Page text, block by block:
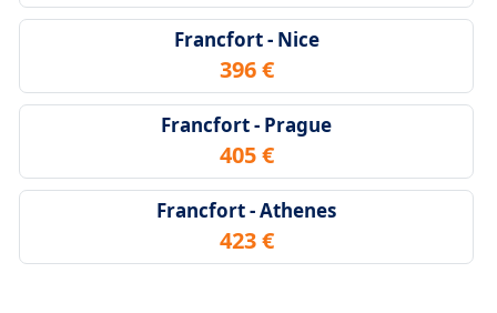
Francfort - Nice
396 €
Francfort - Prague
405 €
Francfort - Athenes
423 €